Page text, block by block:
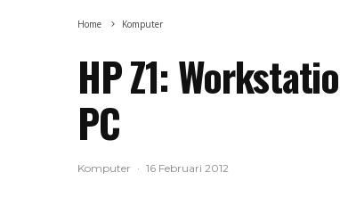
Home Komputer
HP Z1:
PC
Komputer · 16 Februari 2012